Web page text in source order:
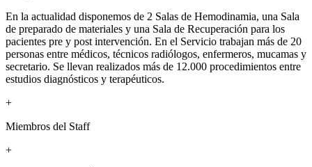
En la actualidad disponemos de 2 Salas de Hemodinamia, una Sala
de preparado de materiales y una Sala de Recuperación para los
pacientes pre y post intervención. En el Servicio trabajan más de 20
personas entre médicos, técnicos radiólogos, enfermeros, mucamas y
secretario. Se llevan realizados más de 12.000 procedimientos entre
estudios diagnósticos y terapéuticos.
+
Miembros del Staff
+